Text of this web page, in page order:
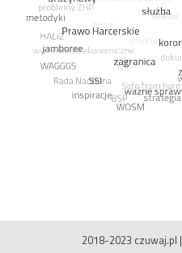
2018-2023 czuwaj.pl |